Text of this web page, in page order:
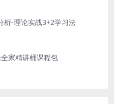
析-理论实战3+2学习法
家精讲桶课程包